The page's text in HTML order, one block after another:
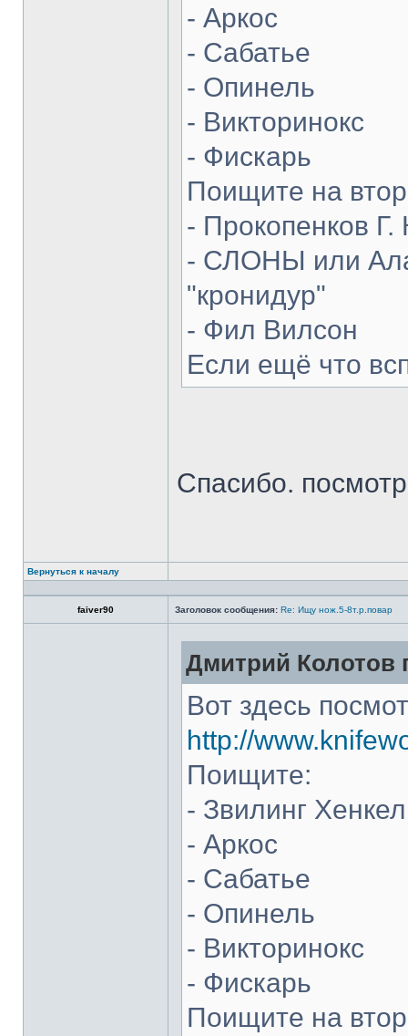
- Аркос
- Сабатье
- Опинель
- Викторинокс
- Фискарь
Поищите на
- Прокопенков Г.
- СЛОНЫ или
"кронидур"
- Фил Вилсон
Если ещё что
Спасибо.
Вернуться к началу
faiver90 Заголовок сообщения: Re: Ищу нож.5-8т.р.повар
Дмитрий Колотов
Вот здесь
http://
Поищите:
- Звилинг
- Аркос
- Сабатье
- Опинель
- Викторинокс
- Фискарь
Поищите на